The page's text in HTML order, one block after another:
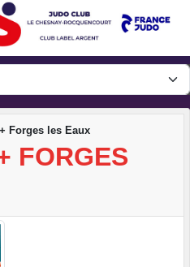
Forges les Eaux
FORGES